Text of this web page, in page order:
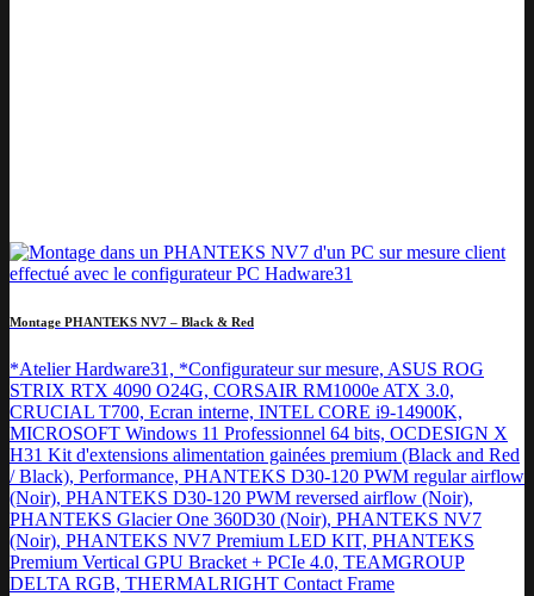
Montage PHANTEKS NV7 – Black & Red
*Atelier Hardware31, *Configurateur sur mesure, ASUS ROG
STRIX RTX 4090 O24G, CORSAIR RM1000e ATX 3.0,
CRUCIAL T700, Ecran interne, INTEL CORE i9-14900K,
MICROSOFT Windows 11 Professionnel 64 bits, OCDESIGN X
H31 Kit d'extensions alimentation gainées premium (Black and Red
/ Black), Performance, PHANTEKS D30-120 PWM regular airflow
(Noir), PHANTEKS D30-120 PWM reversed airflow (Noir),
PHANTEKS Glacier One 360D30 (Noir), PHANTEKS NV7
(Noir), PHANTEKS NV7 Premium LED KIT, PHANTEKS
Premium Vertical GPU Bracket + PCIe 4.0, TEAMGROUP
DELTA RGB, THERMALRIGHT Contact Frame